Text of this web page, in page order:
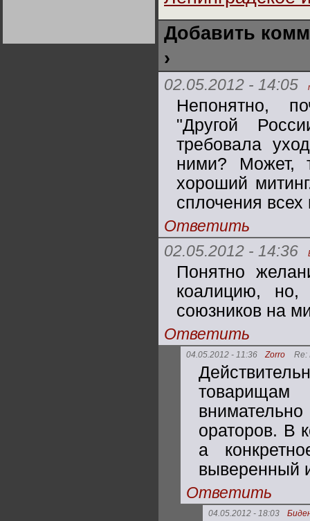
Добавить
›
02.05.2012 - 14:05
Непонятно,
"Другой
требовала
ними? Может,
хороший
сплочения всех
Ответить
02.05.2012 - 14:36
Понятно
коалицию, но,
союзников на
Ответить
04.05.2012 - 11:36 Zorro Re:
ораторов. В
а
выверенный
Ответить
04.05.2012 - 18:03